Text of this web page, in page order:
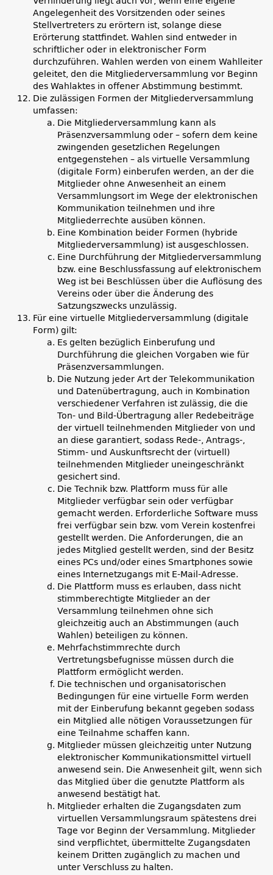
Angelegenheit des Vorsitzenden oder seines
Stellvertreters zu erörtern ist, solange diese
Erörterung stattfindet. Wahlen sind entweder in
schriftlicher oder in elektronischer Form
durchzuführen. Wahlen werden von einem Wahlleiter
geleitet, den die Mitgliederversammlung vor Beginn
des Wahlaktes in offener Abstimmung bestimmt.
Die zulässigen Formen der Mitgliederversammlung
umfassen:
Die Mitgliederversammlung kann als
Präsenzversammlung oder – sofern dem keine
zwingenden gesetzlichen Regelungen
entgegenstehen – als virtuelle Versammlung
(digitale Form) einberufen werden, an der die
Mitglieder ohne Anwesenheit an einem
Versammlungsort im Wege der elektronischen
Kommunikation teilnehmen und ihre
Mitgliederrechte ausüben können.
Eine Kombination beider Formen (hybride
Mitgliederversammlung) ist ausgeschlossen.
Eine Durchführung der Mitgliederversammlung
bzw. eine Beschlussfassung auf elektronischem
Weg ist bei Beschlüssen über die Auflösung des
Vereins oder über die Änderung des
Satzungszwecks unzulässig.
Für eine virtuelle Mitgliederversammlung (digitale
Form) gilt:
Es gelten bezüglich Einberufung und
Durchführung die gleichen Vorgaben wie für
Präsenzversammlungen.
Die Nutzung jeder Art der Telekommunikation
und Datenübertragung, auch in Kombination
verschiedener Verfahren ist zulässig, die die
Ton- und Bild-Übertragung aller Redebeiträge
der virtuell teilnehmenden Mitglieder von und
an diese garantiert, sodass Rede-, Antrags-,
Stimm- und Auskunftsrecht der (virtuell)
teilnehmenden Mitglieder uneingeschränkt
gesichert sind.
Die Technik bzw. Plattform muss für alle
Mitglieder verfügbar sein oder verfügbar
gemacht werden. Erforderliche Software muss
frei verfügbar sein bzw. vom Verein kostenfrei
gestellt werden. Die Anforderungen, die an
jedes Mitglied gestellt werden, sind der Besitz
eines PCs und/oder eines Smartphones sowie
eines Internetzugangs mit E-Mail-Adresse.
Die Plattform muss es erlauben, dass nicht
stimmberechtigte Mitglieder an der
Versammlung teilnehmen ohne sich
gleichzeitig auch an Abstimmungen (auch
Wahlen) beteiligen zu können.
Mehrfachstimmrechte durch
Vertretungsbefugnisse müssen durch die
Plattform ermöglicht werden.
Die technischen und organisatorischen
Bedingungen für eine virtuelle Form werden
mit der Einberufung bekannt gegeben sodass
ein Mitglied alle nötigen Voraussetzungen für
eine Teilnahme schaffen kann.
Mitglieder müssen gleichzeitig unter Nutzung
elektronischer Kommunikationsmittel virtuell
anwesend sein. Die Anwesenheit gilt, wenn sich
das Mitglied über die genutzte Plattform als
anwesend bestätigt hat.
Mitglieder erhalten die Zugangsdaten zum
virtuellen Versammlungsraum spätestens drei
Tage vor Beginn der Versammlung. Mitglieder
sind verpflichtet, übermittelte Zugangsdaten
keinem Dritten zugänglich zu machen und
unter Verschluss zu halten.